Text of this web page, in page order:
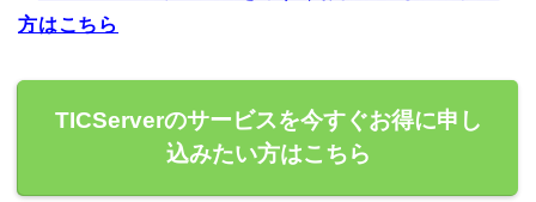
方はこちら
TICServerのサービスを今すぐお得に申し
込みたい方はこちら